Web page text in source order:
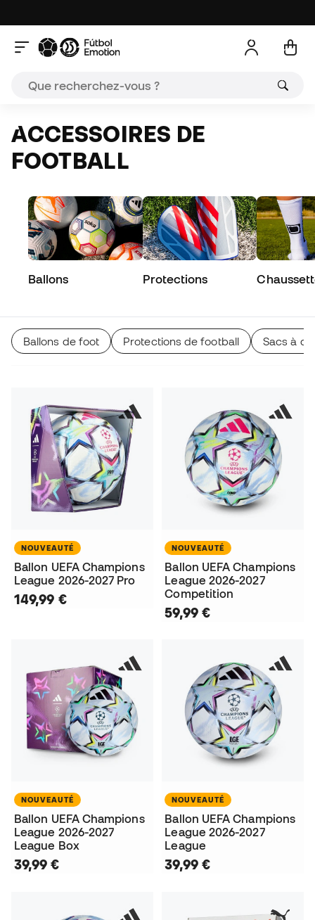
ACCESSOIRES DE
FOOTBALL
Ballons Protections
Ballons de foot Protections de football Sacs à
NOUVEAUTÉ
Ballon UEFA Champions
League 2026-2027 Pro
149,99 €
NOUVEAUTÉ
Ballon UEFA Champions
League 2026-2027
Competition
59,99 €
NOUVEAUTÉ
Ballon UEFA Champions
League 2026-2027
League Box
39,99 €
NOUVEAUTÉ
Ballon UEFA Champions
League 2026-2027
League
39,99 €